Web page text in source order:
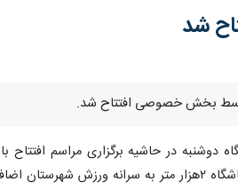
شد
توسط بخش خصوصی افتتاح شد.
در حاشیه برگزاری مراسم افتتاح
شد.